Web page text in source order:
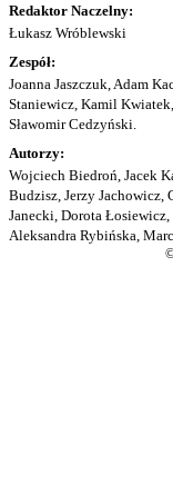
Redaktor Naczelny:
Łukasz Wróblewski
Zespół:
Joanna Jaszczuk, Adam
Staniewicz, Kamil
Sławomir Cedzyński.
Autorzy:
Wojciech Biedroń, Jacek
Budzisz, Jerzy Jachowicz,
Janecki, Dorota
Aleksandra Rybińska,